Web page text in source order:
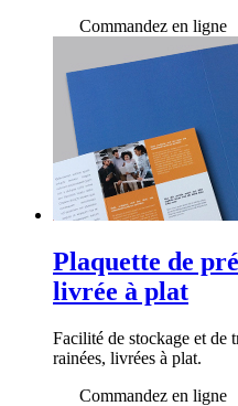
Commandez en ligne
Plaquette de
livrée à plat
Facilité de stockage et de
rainées, livrées à plat.
Commandez en ligne